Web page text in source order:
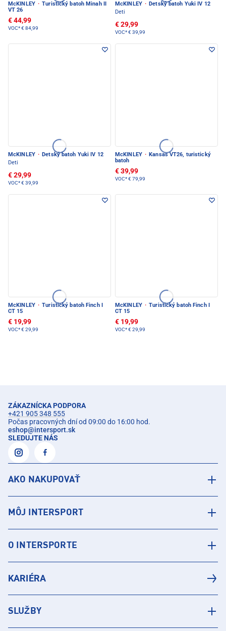
McKINLEY · Turistický batoh Minah II
VT 26
€ 44,99
VOC*€ 84,99
McKINLEY · Detský batoh Yuki IV 12
Deti
€ 29,99
VOC*€ 39,99
McKINLEY · Detský batoh Yuki IV 12
Deti
€ 29,99
VOC*€ 39,99
McKINLEY · Kansas VT26, turistický
batoh
€ 39,99
VOC*€ 79,99
McKINLEY · Turistický batoh Finch I
CT 15
€ 19,99
VOC*€ 29,99
McKINLEY · Turistický batoh Finch I
CT 15
€ 19,99
VOC*€ 29,99
ZÁKAZNÍCKA PODPORA
+421 905 348 555
Počas pracovných dní od 09:00 do 16:00 hod.
eshop@intersport.sk
SLEDUJTE NÁS
AKO NAKUPOVAŤ
MÔJ INTERSPORT
O INTERSPORTE
KARIÉRA
SLUŽBY